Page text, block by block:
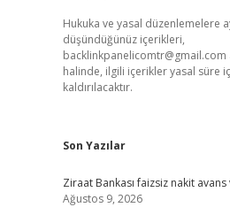
Hukuka ve yasal düzenlemelere
düşündüğünüz içerikleri,
backlinkpanelicomtr@gmail.com
halinde, ilgili içerikler yasal süre
kaldırılacaktır.
Son Yazılar
Ziraat Bankası faizsiz nakit
Ağustos 9, 2026